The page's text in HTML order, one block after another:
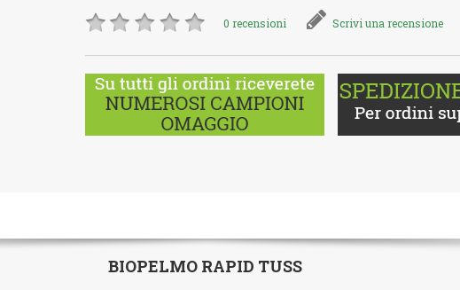
0 recensioni Scrivi una recensione
BIOPELMO RAPID TUSS